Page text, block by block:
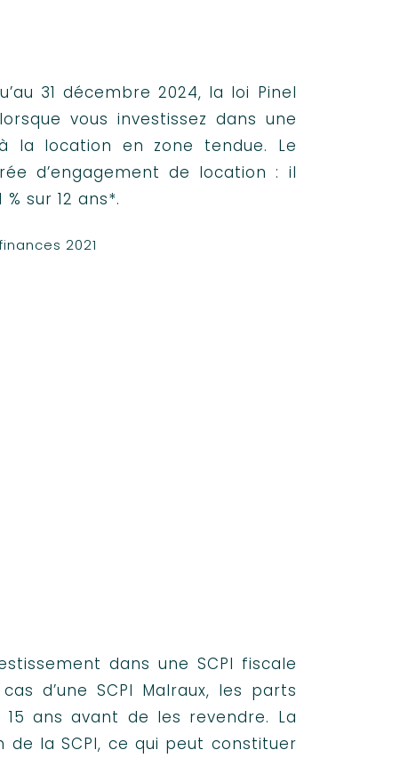
31 décembre 2024, la loi Pinel
vous investissez dans une
la location en zone tendue. Le
d’engagement de location : il
sur 12 ans*.
2021
dans une SCPI fiscale
d’une SCPI Malraux, les parts
ans avant de les revendre. La
la SCPI, ce qui peut constituer